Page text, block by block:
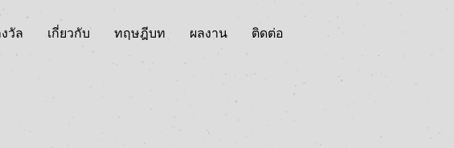
วัล เกี่ยวกับ ทฤษฎีบท ผลงาน ติดต่อ